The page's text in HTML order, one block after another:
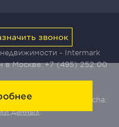
- Intermark
в Москве:+7 (495) 252 00
Yandex SmartCaptcha:
данных.
звонок